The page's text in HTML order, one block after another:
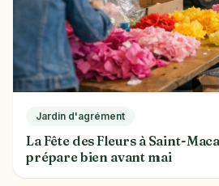
Jardin d'agrément
La Fête des Fleurs à Saint-
prépare bien avant mai